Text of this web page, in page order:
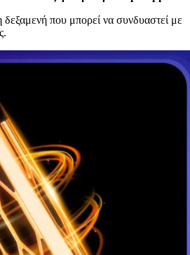
που μπορεί να συνδυαστεί με